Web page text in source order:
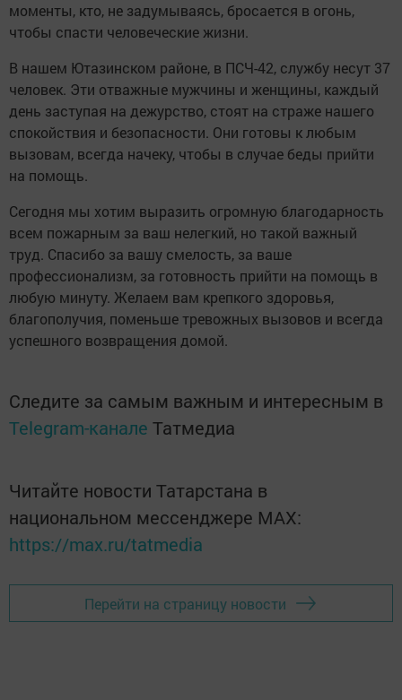
моменты, кто, не задумываясь, бросается в огонь,
чтобы спасти человеческие жизни.
В нашем Ютазинском районе, в ПСЧ-42, службу несут 37
человек. Эти отважные мужчины и женщины, каждый
день заступая на дежурство, стоят на страже нашего
спокойствия и безопасности. Они готовы к любым
вызовам, всегда начеку, чтобы в случае беды прийти
на помощь.
Сегодня мы хотим выразить огромную благодарность
всем пожарным за ваш нелегкий, но такой важный
труд. Спасибо за вашу смелость, за ваше
профессионализм, за готовность прийти на помощь в
любую минуту. Желаем вам крепкого здоровья,
благополучия, поменьше тревожных вызовов и всегда
успешного возвращения домой.
Следите за самым важным и интересным в
Telegram-канале Татмедиа
Читайте новости Татарстана в
национальном мессенджере MАХ:
https://max.ru/tatmedia
Перейти на страницу новости